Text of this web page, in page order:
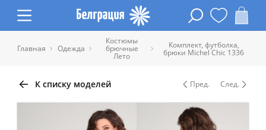
Главная Одежда
Костюмы
брючные
Лето
Комплект, футболка,
брюки Michel Chic 1336
К списку моделей Пред. След.